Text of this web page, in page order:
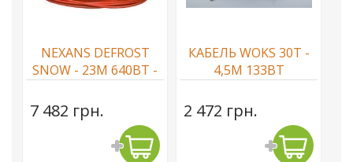
NEXANS DEFROST
SNOW - 23М 640ВТ -
КАБЕЛЬ
7 482 грн.
КАБЕЛЬ WOKS 30T -
4,5М 133ВТ
2 472 грн.